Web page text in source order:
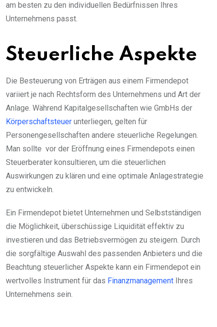
am besten zu den individuellen Bedürfnissen Ihres
Unternehmens passt.
Steuerliche Aspekte
Die Besteuerung von Erträgen aus einem Firmendepot
variiert je nach Rechtsform des Unternehmens und Art der
Anlage. Während Kapitalgesellschaften wie GmbHs der
Körperschaftsteuer unterliegen, gelten für
Personengesellschaften andere steuerliche Regelungen.
Man sollte vor der Eröffnung eines Firmendepots einen
Steuerberater konsultieren, um die steuerlichen
Auswirkungen zu klären und eine optimale Anlagestrategie
zu entwickeln.
Ein Firmendepot bietet Unternehmen und Selbstständigen
die Möglichkeit, überschüssige Liquidität effektiv zu
investieren und das Betriebsvermögen zu steigern. Durch
die sorgfältige Auswahl des passenden Anbieters und die
Beachtung steuerlicher Aspekte kann ein Firmendepot ein
wertvolles Instrument für das Finanzmanagement Ihres
Unternehmens sein.